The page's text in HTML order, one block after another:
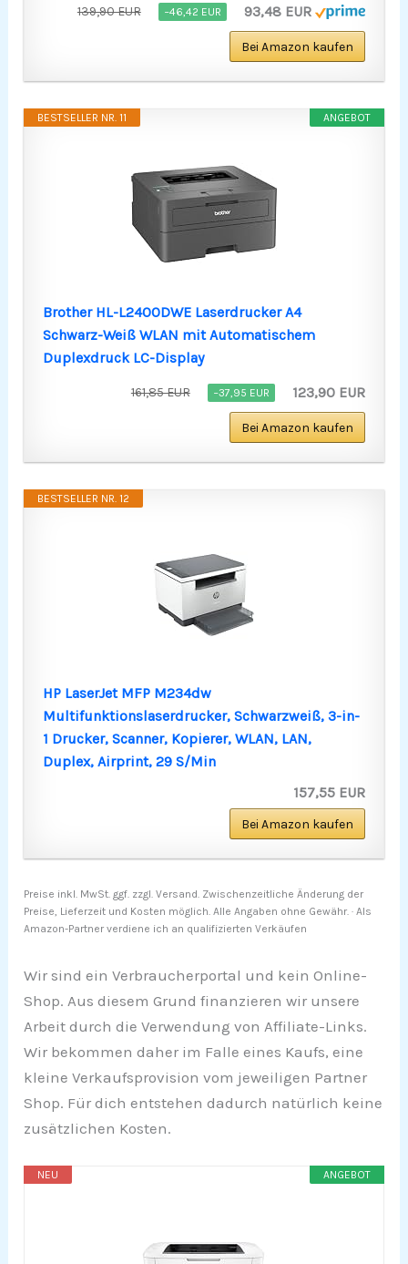
139,90 EUR −46,42 EUR 93,48 EUR
Bei Amazon kaufen
ANGEBOT
BESTSELLER NR. 11
Brother HL-L2400DWE Laserdrucker A4
Schwarz-Weiß WLAN mit Automatischem
Duplexdruck LC-Display
161,85 EUR −37,95 EUR 123,90 EUR
Bei Amazon kaufen
BESTSELLER NR. 12
HP LaserJet MFP M234dw
Multifunktionslaserdrucker, Schwarzweiß, 3-in-
1 Drucker, Scanner, Kopierer, WLAN, LAN,
Duplex, Airprint, 29 S/Min
157,55 EUR
Bei Amazon kaufen
Preise inkl. MwSt. ggf. zzgl. Versand. Zwischenzeitliche Änderung der
Preise, Lieferzeit und Kosten möglich. Alle Angaben ohne Gewähr. · Als
Amazon-Partner verdiene ich an qualifizierten Verkäufen
Wir sind ein Verbraucherportal und kein Online-
Shop. Aus diesem Grund finanzieren wir unsere
Arbeit durch die Verwendung von Affiliate-Links.
Wir bekommen daher im Falle eines Kaufs, eine
kleine Verkaufsprovision vom jeweiligen Partner
Shop. Für dich entstehen dadurch natürlich keine
zusätzlichen Kosten.
ANGEBOT
NEU